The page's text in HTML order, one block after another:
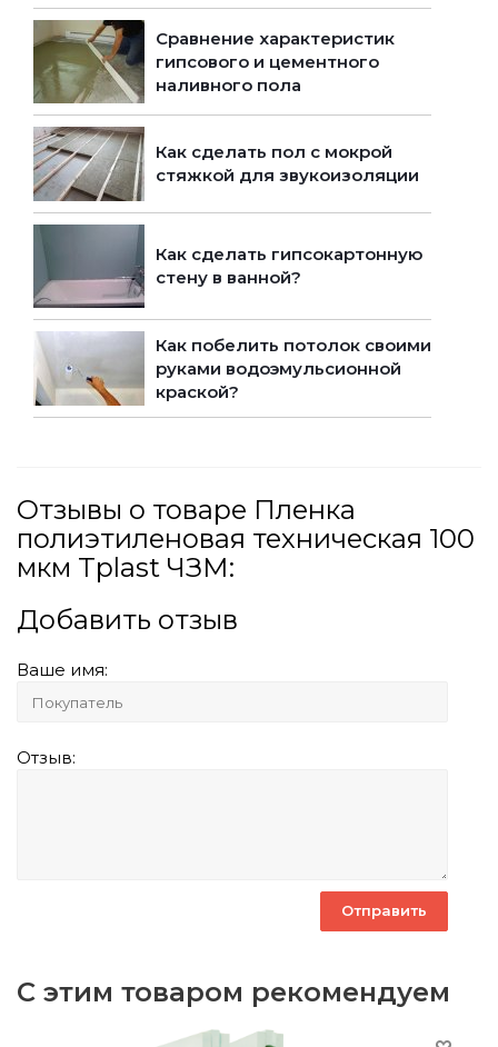
Сравнение характеристик
гипсового и цементного
наливного пола
Как сделать пол с мокрой
стяжкой для звукоизоляции
Как сделать гипсокартонную
стену в ванной?
Как побелить потолок своими
руками водоэмульсионной
краской?
Отзывы о товаре Пленка
полиэтиленовая техническая 100
мкм Tplast ЧЗМ:
Добавить отзыв
Ваше имя:
Отзыв:
С этим товаром рекомендуем